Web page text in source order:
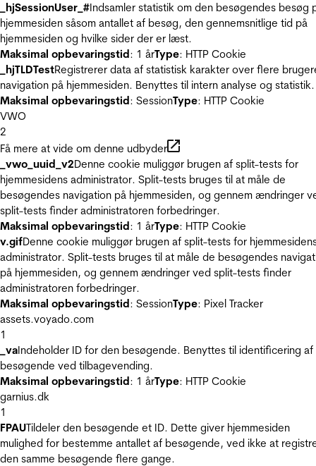
_hjSessionUser_#Indsamler statistik om den besøgendes besøg
hjemmesiden såsom antallet af besøg, den gennemsnitlige tid på
hjemmesiden og hvilke sider der er læst.
Maksimal opbevaringstid: 1 årType: HTTP Cookie
_hjTLDTestRegistrerer data af statistisk karakter over flere
navigation på hjemmesiden. Benyttes til intern analyse og statistik.
Maksimal opbevaringstid: SessionType: HTTP Cookie
VWO
2
Få mere at vide om denne udbyder
_vwo_uuid_v2Denne cookie muliggør brugen af split-tests for
hjemmesidens administrator. Split-tests bruges til at måle de
besøgendes navigation på hjemmesiden, og gennem ændringer
split-tests finder administratoren forbedringer.
Maksimal opbevaringstid: 1 årType: HTTP Cookie
v.gifDenne cookie muliggør brugen af split-tests for
administrator. Split-tests bruges til at måle de besøgendes
på hjemmesiden, og gennem ændringer ved split-tests finder
administratoren forbedringer.
Maksimal opbevaringstid: SessionType: Pixel Tracker
assets.voyado.com
1
_vaIndeholder ID for den besøgende. Benyttes til identificering af
besøgende ved tilbagevending.
Maksimal opbevaringstid: 1 årType: HTTP Cookie
garnius.dk
1
FPAUTildeler den besøgende et ID. Dette giver hjemmesiden
mulighed for bestemme antallet af besøgende, ved ikke at
den samme besøgende flere gange.